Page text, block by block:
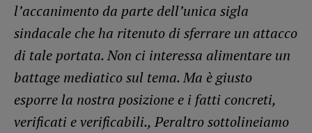
l’accanimento da parte dell’unica sigla
sindacale che ha ritenuto di sferrare un attacco
di tale portata. Non ci interessa alimentare un
battage mediatico sul tema. Ma è giusto
esporre la nostra posizione e i fatti concreti,
verificati e verificabili., Peraltro sottolineiamo